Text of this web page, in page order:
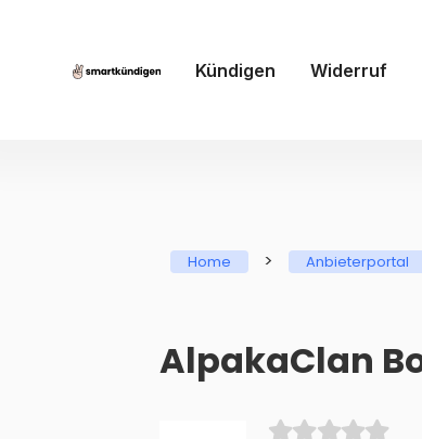
Kündigen Widerruf
Home > Anbieterportal
AlpakaClan